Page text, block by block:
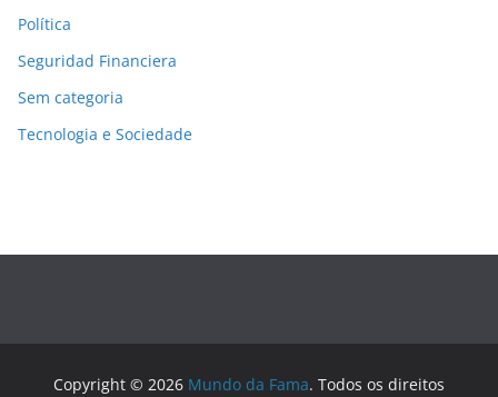
Política
Seguridad Financiera
Sem categoria
Tecnologia e Sociedade
Copyright © 2026 Mundo da Fama. Todos os direitos